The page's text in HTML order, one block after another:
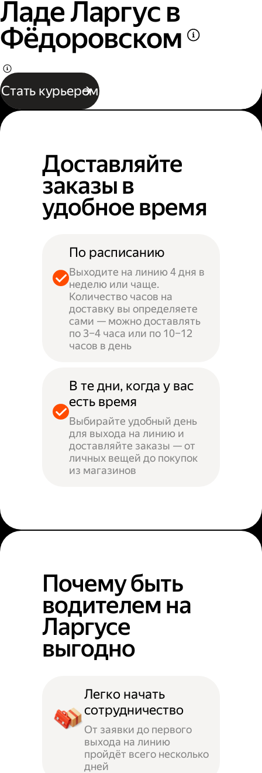
Ладе Ларгус в
Фёдоровском
Стать курьером
Доставляйте
заказы в
удобное время
По расписанию
Выходите на линию 4 дня в
неделю или чаще.
Количество часов на
доставку вы определяете
сами — можно доставлять
по 3–4 часа или по 10–12
часов в день
В те дни, когда у вас
есть время
Выбирайте удобный день
для выхода на линию и
доставляйте заказы — от
личных вещей до покупок
из магазинов
Почему быть
водителем на
Ларгусе
выгодно
Легко начать
сотрудничество
От заявки до первого
выхода на линию
пройдёт всего несколько
дней